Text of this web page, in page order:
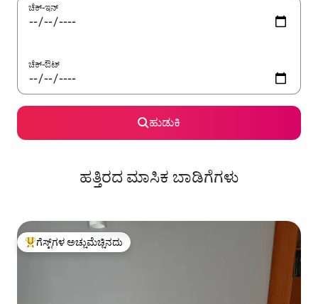
ಚೆಕ್-ಇನ್
ಚೆಕ್-ಔಟ್
ಹುಡುಕಿ
ಹತ್ತಿರದ ಮಾಸಿಕ ಬಾಡಿಗೆಗಳು
ಗೆಸ್ಟ್‌ಗಳಿಗೆ ಅತಿ ಹೆಚ್ಚು ಅಚ್ಚುಮೆಚ್ಚಿನದು
ಗೆಸ್ಟ್‌ಗಳ ಅಚ್ಚುಮೆಚ್ಚಿನದು